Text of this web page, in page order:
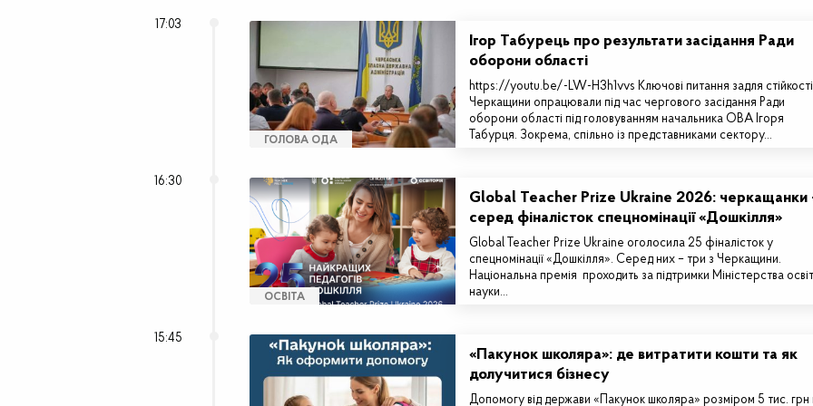
17:03
ГОЛОВА ОДА
Ігор Табурець про результати засідання Ради
оборони області
https://youtu.be/-LW-H3h1vvs Ключові питання задля стійкості
Черкащини опрацювали під час чергового засідання Ради
оборони області під головуванням начальника ОВА Ігоря
Табурця. Зокрема, спільно із представниками сектору…
16:30
ОСВІТА
Global Teacher Prize Ukraine 2026: черкащанки
серед фіналісток спецномінації «Дошкілля»
Global Teacher Prize Ukraine оголосила 25 фіналісток у
спецномінації «Дошкілля». Серед них – три з Черкащини.
Національна премія проходить за підтримки Міністерства
науки…
15:45
«Пакунок школяра»: де витратити кошти та як
долучитися бізнесу
Допомогу від держави «Пакунок школяра» розміром 5 тис. грн